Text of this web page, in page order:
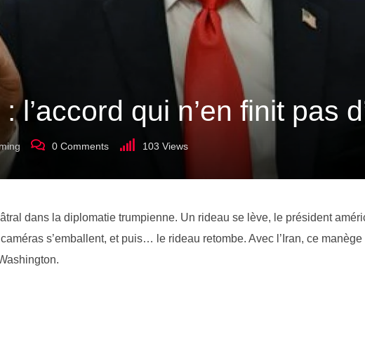
l’accord qui n’en finit pas
0 Comments 103 Views
dans la diplomatie trumpienne. Un rideau se lève, le président
s’emballent, et puis… le rideau retombe. Avec l’Iran, ce manège